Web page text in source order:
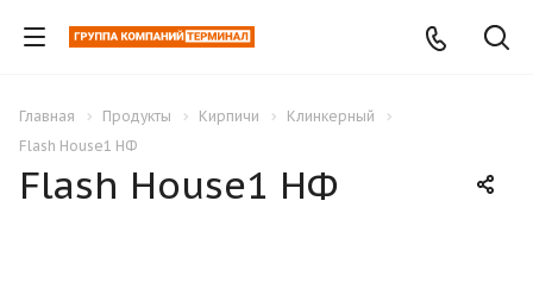
Главная Продукты Кирпичи
Клинкерный
Flash House1 НФ
Flash House1 НФ